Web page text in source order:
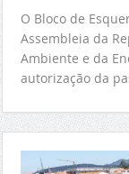
O Bloco de
Assembleia da
Ambiente e da
autorização da